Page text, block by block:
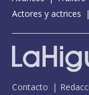
Actores y actrices
Contacto